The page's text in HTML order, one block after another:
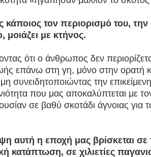
τον περιορισμό του, την
μοιάζει με κτήνος.
ότι ο άνθρωπος δεν
επάνω στη γη, μόνο στην ορατή
συνειδητοποιώντας την
που μας αποκαλύπτεται με
σε βαθύ σκοτάδι άγνοιας για
αυτή η εποχή μας βρίσκεται σε
κατάπτωση, σε χιλιετίες